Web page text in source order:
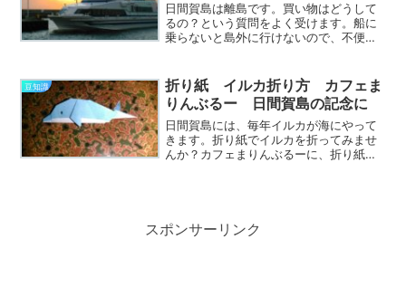
日間賀島は離島です。買い物はどうして
るの？という質問をよく受けます。船に
乗らないと島外に行けないので、不便な
は感じません。日用品はたいてい日間賀
島の中で買えます。だから...
豆知識
折り紙 イルカ折り方 カフェま
りんぶるー 日間賀島の記念に
日間賀島には、毎年イルカが海にやって
きます。折り紙でイルカを折ってみませ
んか？カフェまりんぶるーに、折り紙
スポンサーリンク